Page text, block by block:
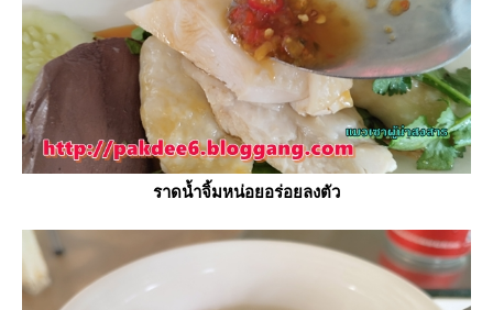
ราดน้ำจิ้มหน่อยอร่อยลงตัว